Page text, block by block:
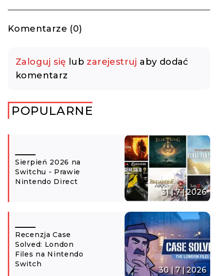
Komentarze (0)
Zaloguj się lub zarejestruj aby dodać
komentarz
POPULARNE
Sierpień 2026 na
Switchu - Prawie
Nintendo Direct
31 | 7 | 2026
Recenzja Case
Solved: London
Files na Nintendo
Switch
30 | 7 | 2026